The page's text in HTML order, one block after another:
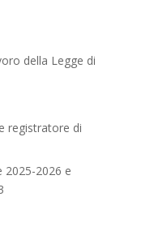
della Legge di
registratore di
2025-2026 e